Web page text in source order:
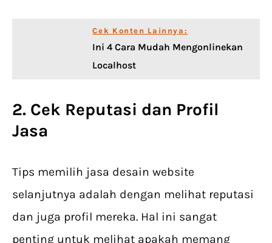
Cek Konten Lainnya:
Ini 4 Cara Mudah Mengonlinekan
Localhost
2. Cek Reputasi dan Profil
Jasa
Tips memilih jasa desain website
selanjutnya adalah dengan melihat reputasi
dan juga profil mereka. Hal ini sangat
penting untuk melihat apakah memang